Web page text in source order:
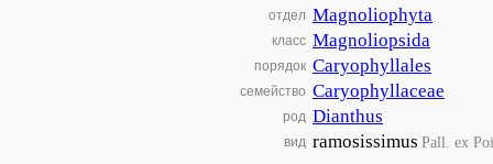
отдел Magnoliophyta
класс Magnoliopsida
порядок Caryophyllales
семейство Caryophyllaceae
род Dianthus
вид ramosissimus Pall. ex